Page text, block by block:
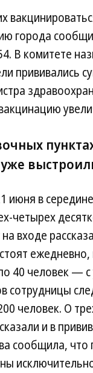
города
В комитете
прививались
июня в
четырех
на входе
40 человек —
сотрудницы
человек. О
и в
сообщила,